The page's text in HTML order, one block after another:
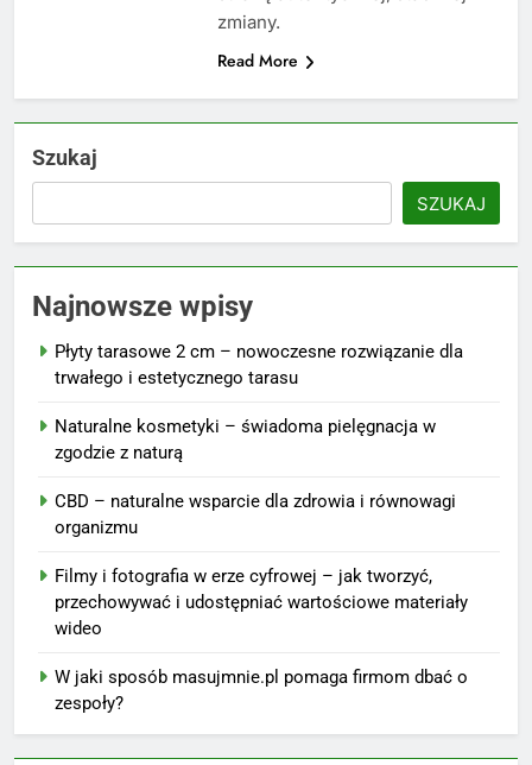
zmiany.
Read More
Szukaj
SZUKAJ
Najnowsze wpisy
Płyty tarasowe 2 cm – nowoczesne rozwiązanie dla
trwałego i estetycznego tarasu
Naturalne kosmetyki – świadoma pielęgnacja w
zgodzie z naturą
CBD – naturalne wsparcie dla zdrowia i równowagi
organizmu
Filmy i fotografia w erze cyfrowej – jak tworzyć,
przechowywać i udostępniać wartościowe materiały
wideo
W jaki sposób masujmnie.pl pomaga firmom dbać o
zespoły?